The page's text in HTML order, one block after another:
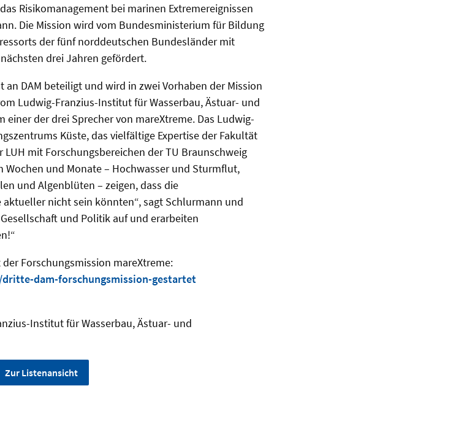
Risikomanagement bei marinen Extremereignissen
Die Mission wird vom Bundesministerium für Bildung
der fünf norddeutschen Bundesländer mit
drei Jahren gefördert.
an DAM beteiligt und wird in zwei Vorhaben der Mission
Ludwig-Franzius-Institut für Wasserbau, Ästuar- und
einer der drei Sprecher von mareXtreme. Das Ludwig-
Küste, das vielfältige Expertise der Fakultät
mit Forschungsbereichen der TU Braunschweig
Wochen und Monate – Hochwasser und Sturmflut,
und Algenblüten – zeigen, dass die
nicht sein könnten“, sagt Schlurmann und
und Politik auf und erarbeiten
Forschungsmission mareXtreme:
dam-forschungsmission-gestartet
Institut für Wasserbau, Ästuar- und
Zur Listenansicht